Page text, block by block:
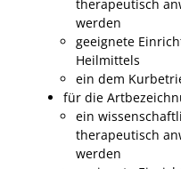
therapeutisch
werden
geeignete
Heilmittels
ein dem
für die
ein
therapeutisch
werden